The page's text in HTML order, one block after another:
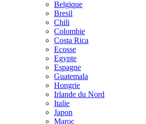
Belgique
Bresil
Chili
Colombie
Costa Rica
Ecosse
Egypte
Espagne
Guatemala
Hongrie
Irlande du Nord
Italie
Japon
Maroc